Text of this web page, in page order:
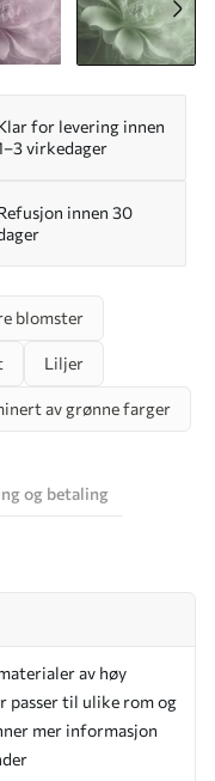
for levering innen
virkedager
innen 30
blomster
Liljer
av grønne farger
og betaling
av høy
passer til ulike rom og
mer informasjon